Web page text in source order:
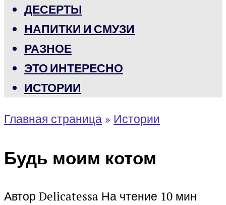
ДЕСЕРТЫ
НАПИТКИ И СМУЗИ
РАЗНОЕ
ЭТО ИНТЕРЕСНО
ИСТОРИИ
Главная страница » Истории
Будь моим котом
Автор Delicatessa На чтение 10 мин